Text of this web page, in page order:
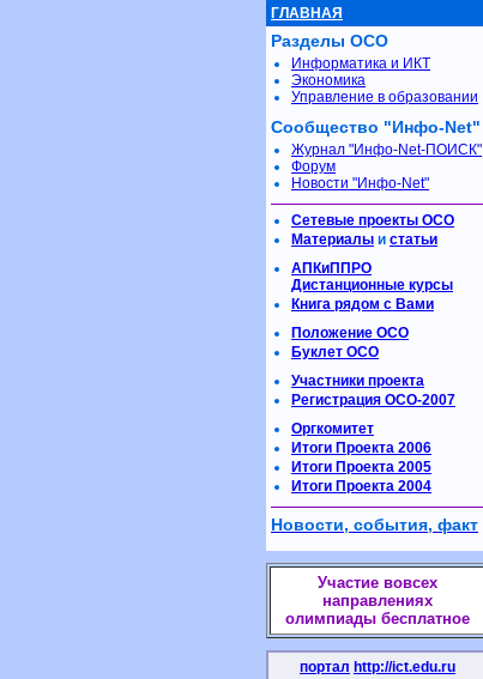
ГЛАВНАЯ
Разделы ОСО
Информатика и ИКТ
Экономика
Управление в образовании
Сообщество "Инфо-Net"
Журнал "Инфо-Net-ПОИСК"
Форум
Новости "Инфо-Net"
Сетевые проекты ОСО
Материалы и статьи
АПКиППРО
Дистанционные курсы
Книга рядом с Вами
Положение ОСО
Буклет ОСО
Участники проекта
Регистрация ОСО-2007
Оргкомитет
Итоги Проекта 2006
Итоги Проекта 2005
Итоги Проекта 2004
Новости, события, факт
Участие вовсех
направлениях
олимпиады бесплатное
портал http://ict.edu.ru